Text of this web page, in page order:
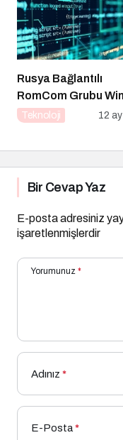
Rusya Bağlantılı
RomCom Grubu
Açığını Hedef Aldı
Teknoloji 12
Bir Cevap Yaz
E-posta adresiniz
işaretlenmişlerdir
Yorumunuz *
Adınız *
E-Posta*